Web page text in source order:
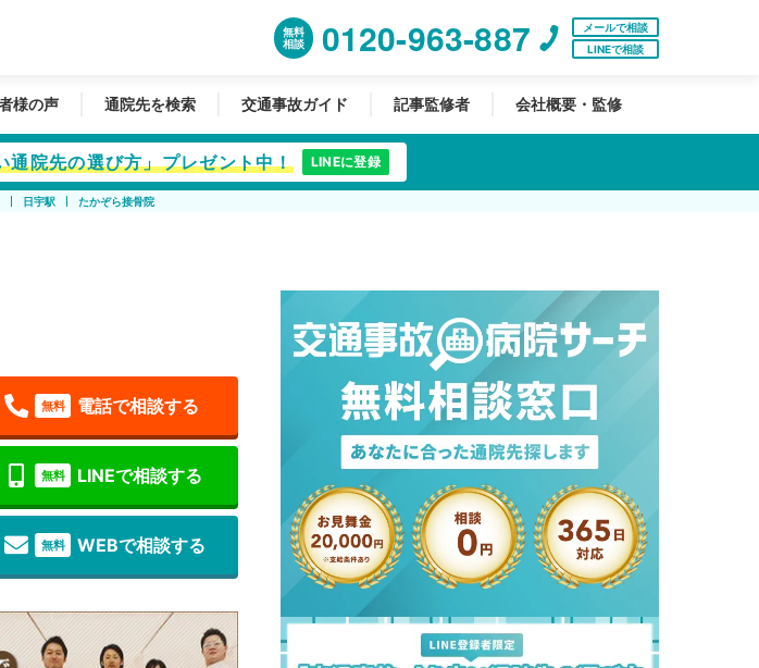
無料
相談
0120-963-887
メールで相談
LINEで相談
様の声 通院先を検索 交通事故ガイド 記事監修者 会社概要・監修
通院先の選び方」プレゼント中！ LINEに登録
日宇駅 たかぞら接骨院
無料 電話で相談する
無料 LINEで相談する
無料 WEBで相談する